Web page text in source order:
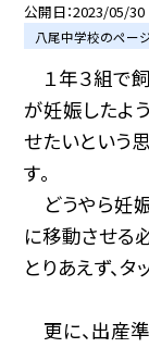
公開日 2023/05/30
八尾中学校のペー
１年３組で
が妊娠したよ
せたいという
す。
どうやら妊
に移動させる
とりあえず、
更に、出産